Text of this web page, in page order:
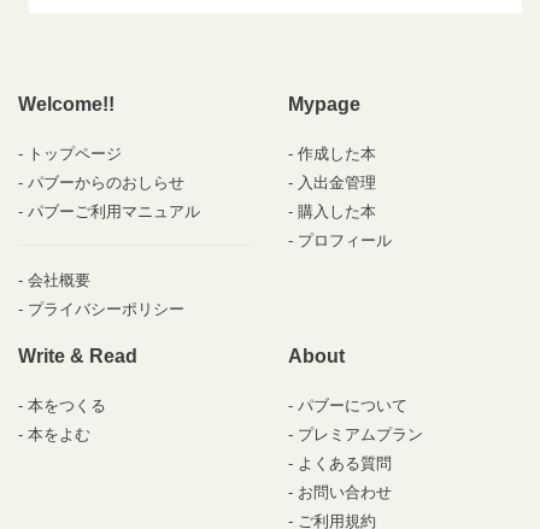
Welcome!!
トップページ
パブーからのおしらせ
パブーご利用マニュアル
会社概要
プライバシーポリシー
Mypage
作成した本
入出金管理
購入した本
プロフィール
Write & Read
本をつくる
本をよむ
About
パブーについて
プレミアムプラン
よくある質問
お問い合わせ
ご利用規約